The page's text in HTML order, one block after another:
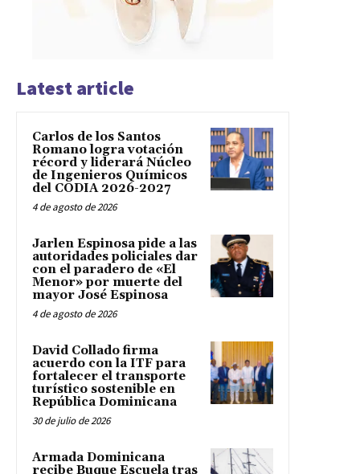
Latest article
Carlos de los Santos
Romano logra votación
récord y liderará Núcleo
de Ingenieros Químicos
del CODIA 2026-2027
4 de agosto de 2026
Jarlen Espinosa pide a las
autoridades policiales dar
con el paradero de «El
Menor» por muerte del
mayor José Espinosa
4 de agosto de 2026
David Collado firma
acuerdo con la ITF para
fortalecer el transporte
turístico sostenible en
República Dominicana
30 de julio de 2026
Armada Dominicana
recibe Buque Escuela tras